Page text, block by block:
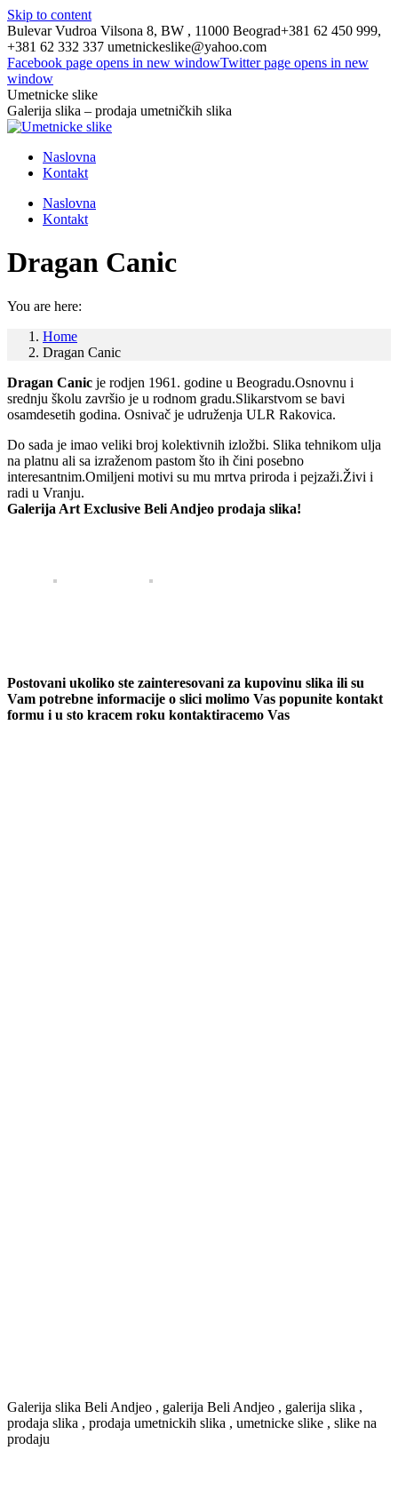
Skip to content
Bulevar Vudroa Vilsona 8, BW , 11000 Beograd+381 62 450 999,
+381 62 332 337 umetnickeslike@yahoo.com
Facebook page opens in new windowTwitter page opens in new
window
Umetnicke slike
Galerija slika – prodaja umetničkih slika
Naslovna
Kontakt
Naslovna
Kontakt
Dragan Canic
You are here:
Home
Dragan Canic
Dragan Canic je rodjen 1961. godine u Beogradu.Osnovnu i
srednju školu završio je u rodnom gradu.Slikarstvom se bavi
osamdesetih godina. Osnivač je udruženja ULR Rakovica.
Do sada je imao veliki broj kolektivnih izložbi. Slika tehnikom ulja
na platnu ali sa izraženom pastom što ih čini posebno
interesantnim.Omiljeni motivi su mu mrtva priroda i pejzaži.Živi i
radi u Vranju.
Galerija Art Exclusive Beli Andjeo prodaja slika!
Postovani ukoliko ste zainteresovani za kupovinu slika ili su
Vam potrebne informacije o slici molimo Vas popunite kontakt
formu i u sto kracem roku kontaktiracemo Vas
Galerija slika Beli Andjeo , galerija Beli Andjeo , galerija slika ,
prodaja slika , prodaja umetnickih slika , umetnicke slike , slike na
prodaju